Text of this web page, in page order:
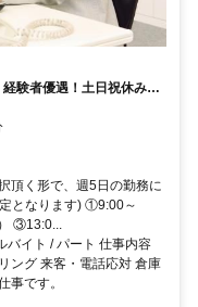
験者優遇！土日祝休み＆
頂く形で、週5日の勤務に
となります) ①9:00～
③13:0...
バイト / パート 仕事内容
ング 来客・電話応対 倉庫
事です。